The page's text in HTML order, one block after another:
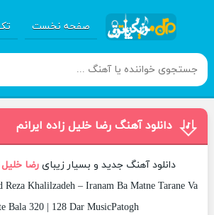
صفحه نخست
دانلود آهنگ رضا خلیل زاده ایرانم
دانلود آهنگ جدید و بسیار زیبای رضا خلیل
Reza Khalilzadeh – Iranam Ba Matne Tarane Va
Bala 320 | 128 Dar MusicPatogh